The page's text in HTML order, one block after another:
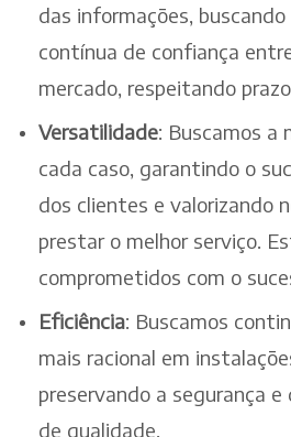
das informações,
contínua de confiança
mercado, respeitando
Versatilidade: Buscamos a
cada caso, garantindo o
dos clientes e valorizando
prestar o melhor serviço.
comprometidos com o
Eficiência: Buscamos
mais racional em
preservando a segurança
de qualidade.